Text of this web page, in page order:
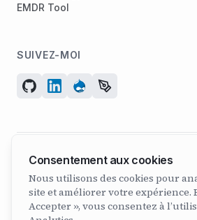
EMDR Tool
SUIVEZ-MOI
© 2026 ArcadeGeek LTD. Tous
N° d’entreprise 07582886 |
Consentement aux cookies
Nous utilisons des cookies pour
site et améliorer votre expérience.
Accepter », vous consentez à